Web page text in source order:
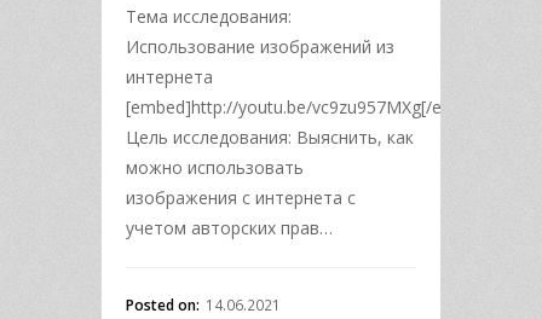
Тема исследования:
Использование изображений из
интернета
[embed]http://youtu.be/vc9zu957MXg[/embed]
Цель исследования: Выяснить, как
можно использовать
изображения с интернета с
учетом авторских прав…
Posted on: 14.06.2021